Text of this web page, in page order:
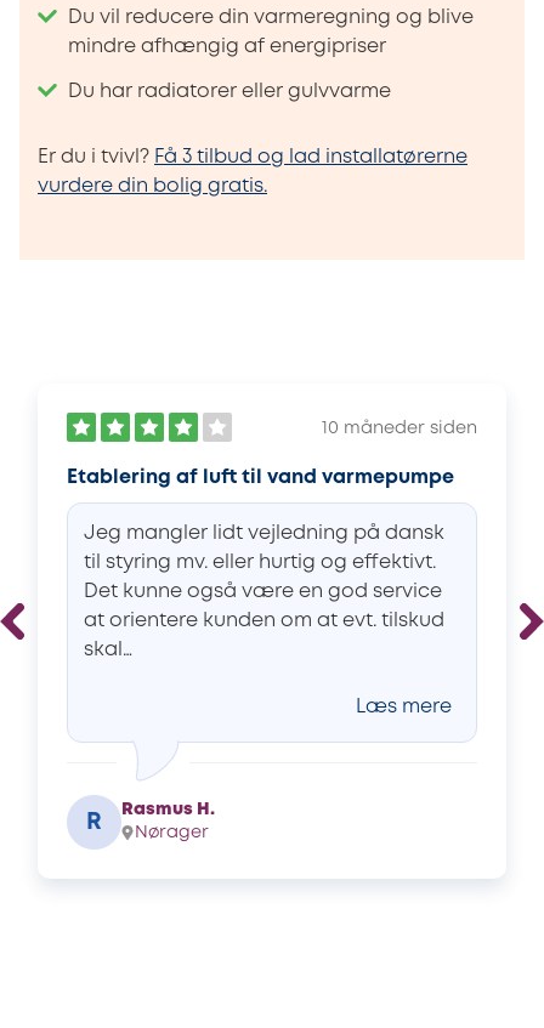
Du vil reducere din varmeregning og blive
mindre afhængig af energipriser
Du har radiatorer eller gulvvarme
Er du i tvivl? Få 3 tilbud og lad installatørerne
vurdere din bolig gratis.
10 måneder siden
Etablering af luft til vand varmepumpe
Jeg mangler lidt vejledning på dansk
til styring mv. eller hurtig og effektivt.
Det kunne også være en god service
at orientere kunden om at evt. tilskud
skal…
Læs mere
R
Rasmus H.
Nørager